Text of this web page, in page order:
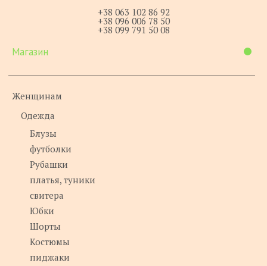
+38 063 102 86 92
+38 096 006 78 50
+38 099 791 50 08
Магазин
Женщинам
Одежда
Блузы
футболки
Рубашки
платья, туники
свитера
Юбки
Шорты
Костюмы
пиджаки